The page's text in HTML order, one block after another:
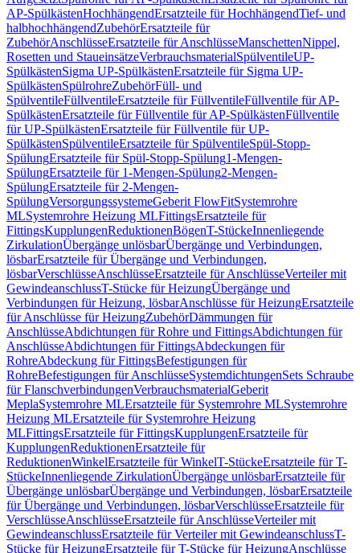
AP-SpülkästenHochhängendErsatzteile für HochhängendTief- und
halbhochhängendZubehörErsatzteile für
ZubehörAnschlüsseErsatzteile für AnschlüsseManschettenNippel,
Rosetten und StaueinsätzeVerbrauchsmaterialSpülventileUP-
SpülkästenSigma UP-SpülkästenErsatzteile für Sigma UP-
SpülkästenSpülrohreZubehörFüll- und
SpülventileFüllventileErsatzteile für FüllventileFüllventile für AP-
SpülkästenErsatzteile für Füllventile für AP-SpülkästenFüllventile
für UP-SpülkästenErsatzteile für Füllventile für UP-
SpülkästenSpülventileErsatzteile für SpülventileSpül-Stopp-
SpülungErsatzteile für Spül-Stopp-Spülung1-Mengen-
SpülungErsatzteile für 1-Mengen-Spülung2-Mengen-
SpülungErsatzteile für 2-Mengen-
SpülungVersorgungssystemeGeberit FlowFitSystemrohre
MLSystemrohre Heizung MLFittingsErsatzteile für
FittingsKupplungenReduktionenBögenT-StückeInnenliegende
ZirkulationÜbergänge unlösbarÜbergänge und Verbindungen,
lösbarErsatzteile für Übergänge und Verbindungen,
lösbarVerschlüsseAnschlüsseErsatzteile für AnschlüsseVerteiler mit
GewindeanschlussT-Stücke für HeizungÜbergänge und
Verbindungen für Heizung, lösbarAnschlüsse für HeizungErsatzteile
für Anschlüsse für HeizungZubehörDämmungen für
AnschlüsseAbdichtungen für Rohre und FittingsAbdichtungen für
AnschlüsseAbdichtungen für FittingsAbdeckungen für
RohreAbdeckung für FittingsBefestigungen für
RohreBefestigungen für AnschlüsseSystemdichtungenSets Schraube
für FlanschverbindungenVerbrauchsmaterialGeberit
MeplaSystemrohre MLErsatzteile für Systemrohre MLSystemrohre
Heizung MLErsatzteile für Systemrohre Heizung
MLFittingsErsatzteile für FittingsKupplungenErsatzteile für
KupplungenReduktionenErsatzteile für
ReduktionenWinkelErsatzteile für WinkelT-StückeErsatzteile für T-
StückeInnenliegende ZirkulationÜbergänge unlösbarErsatzteile für
Übergänge unlösbarÜbergänge und Verbindungen, lösbarErsatzteile
für Übergänge und Verbindungen, lösbarVerschlüsseErsatzteile für
VerschlüsseAnschlüsseErsatzteile für AnschlüsseVerteiler mit
GewindeanschlussErsatzteile für Verteiler mit GewindeanschlussT-
Stücke für HeizungErsatzteile für T-Stücke für HeizungAnschlüsse